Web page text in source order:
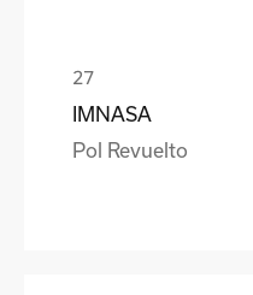
IMNASA
Pol Revuelto